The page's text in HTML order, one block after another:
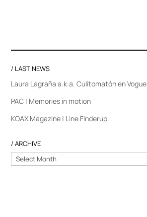
/ LAST NEWS
Laura Lagraña a.k.a. Culitomatón en Vogue
PAC | Memories in motion
KOAX Magazine | Line Finderup
/ ARCHIVE